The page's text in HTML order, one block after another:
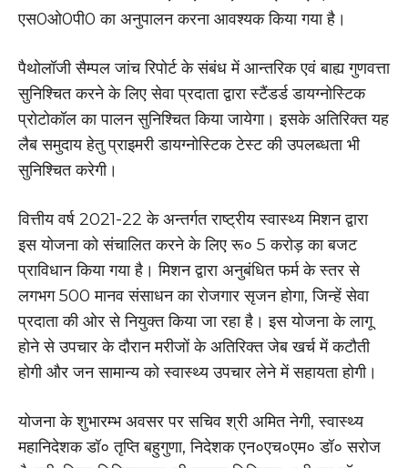
एस0ओ0पी0 का अनुपालन करना आवश्यक किया गया है।
पैथोलॉजी सैम्पल जांच रिपोर्ट के संबंध में आन्तरिक एवं बाह्य गुणवत्ता
सुनिश्चित करने के लिए सेवा प्रदाता द्वारा स्टैंडर्ड डायग्नोस्टिक
प्रोटोकॉल का पालन सुनिश्चित किया जायेगा। इसके अतिरिक्त यह
लैब समुदाय हेतु प्राइमरी डायग्नोस्टिक टेस्ट की उपलब्धता भी
सुनिश्चित करेगी।
वित्तीय वर्ष 2021-22 के अन्तर्गत राष्ट्रीय स्वास्थ्य मिशन द्वारा
इस योजना को संचालित करने के लिए रू० 5 करोड़ का बजट
प्राविधान किया गया है। मिशन द्वारा अनुबंधित फर्म के स्तर से
लगभग 500 मानव संसाधन का रोजगार सृजन होगा, जिन्हें सेवा
प्रदाता की ओर से नियुक्त किया जा रहा है। इस योजना के लागू
होने से उपचार के दौरान मरीजों के अतिरिक्त जेब खर्च में कटौती
होगी और जन सामान्य को स्वास्थ्य उपचार लेने में सहायता होगी।
योजना के शुभारम्भ अवसर पर सचिव श्री अमित नेगी, स्वास्थ्य
महानिदेशक डॉ० तृप्ति बहुगुणा, निदेशक एन०एच०एम० डॉ० सरोज